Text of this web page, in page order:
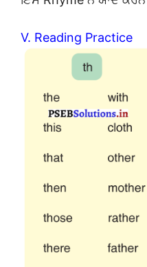
V. Reading Practice